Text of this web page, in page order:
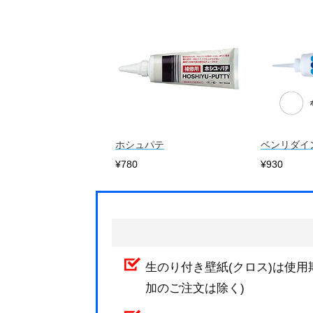
ホシュパテ
¥780
ベンリダイ
¥930
生のり付き壁紙(クロス)は使
加のご注文は除く)